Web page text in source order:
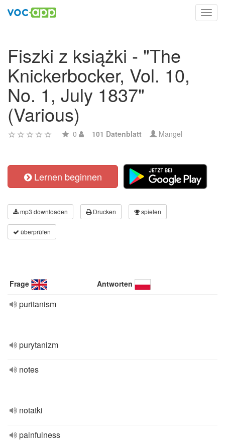
Fiszki z książki - "The
Knickerbocker, Vol. 10,
No. 1, July 1837"
(Various)
0 101 Datenblatt Mangel
Lernen beginnen
mp3 downloaden Drucken spielen
überprüfen
Frage Antworten
puritanism
purytanizm
notes
notatki
painfulness